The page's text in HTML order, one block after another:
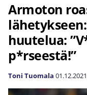
Armoton
huutelua:
p*rseestä!”
Toni Tuomala 01.12.2021